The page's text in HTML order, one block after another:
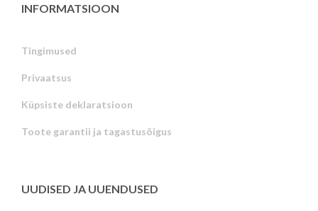
INFORMATSIOON
Tingimused
Privaatsus
Küpsiste deklaratsioon
Toote garantii ja tagastusõigus
UUDISED JA UUENDUSED